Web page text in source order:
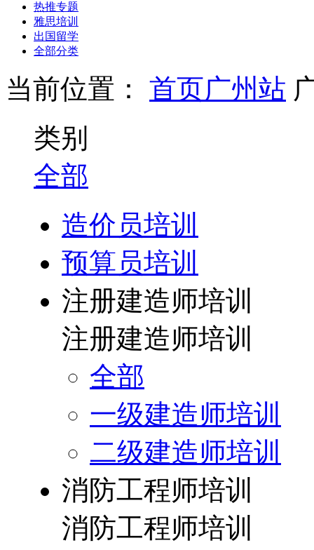
热推专题
雅思培训
出国留学
全部分类
当前位置： 首页广州站
类别
全部
造价员培训
预算员培训
注册建造师培训
注册建造师培训
全部
一级建造师培训
二级建造师培训
消防工程师培训
消防工程师培训